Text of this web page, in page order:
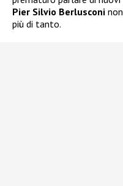
Pier Silvio Berlusconi
più di tanto.